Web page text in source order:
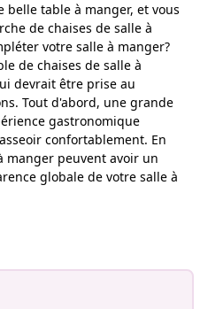
belle table à manger, et vous
de chaises de salle à
votre salle à manger?
de chaises de salle à
devrait être prise au
Tout d'abord, une grande
gastronomique
confortablement. En
manger peuvent avoir un
globale de votre salle à